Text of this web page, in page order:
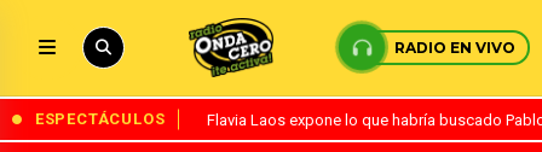
RADIO EN VIVO
ESPECTÁCULOS Flavia Laos expone lo que habría buscado